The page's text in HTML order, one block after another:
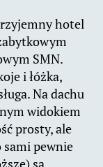
hotel
SMN.
i łóżka,
Na dachu
widokiem
prosty, ale
pewnie
są